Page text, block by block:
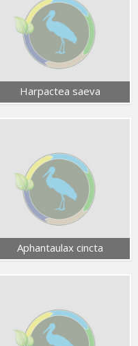
Harpactea saeva
Aphantaulax cincta